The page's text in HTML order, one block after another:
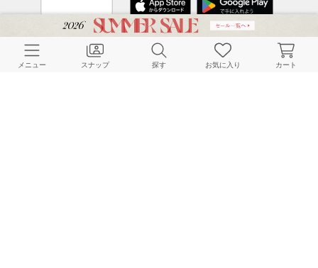
CUSTOMER SERVICE
メニュー スナップ 探す お気に入り カート